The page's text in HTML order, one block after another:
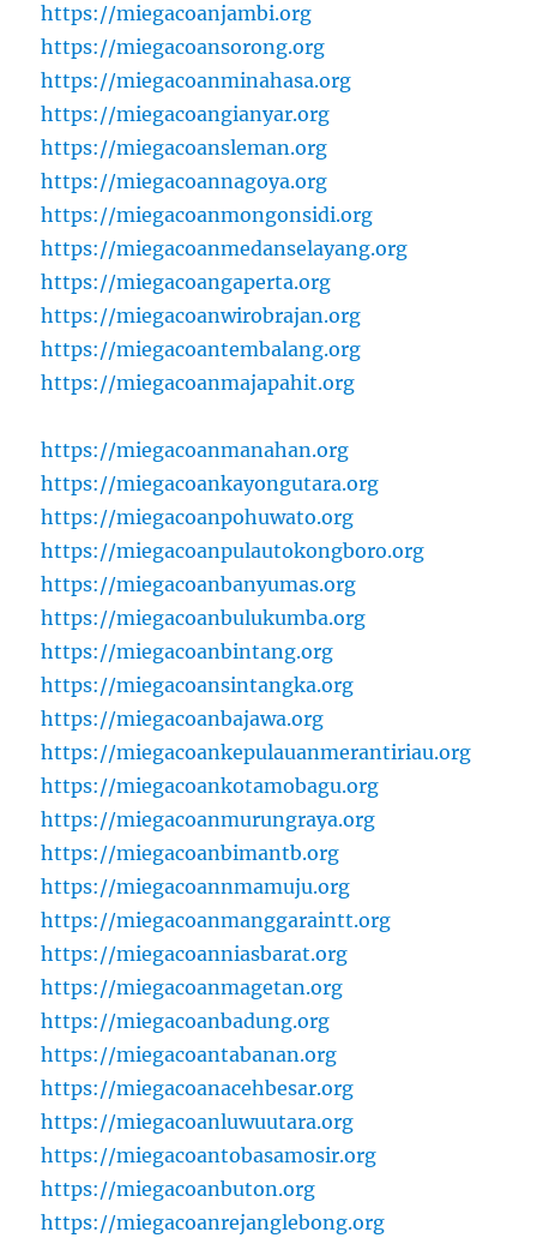
https://miegacoanjambi.org
https://miegacoansorong.org
https://miegacoanminahasa.org
https://miegacoangianyar.org
https://miegacoansleman.org
https://miegacoannagoya.org
https://miegacoanmongonsidi.org
https://miegacoanmedanselayang.org
https://miegacoangaperta.org
https://miegacoanwirobrajan.org
https://miegacoantembalang.org
https://miegacoanmajapahit.org
https://miegacoanmanahan.org
https://miegacoankayongutara.org
https://miegacoanpohuwato.org
https://miegacoanpulautokongboro.org
https://miegacoanbanyumas.org
https://miegacoanbulukumba.org
https://miegacoanbintang.org
https://miegacoansintangka.org
https://miegacoanbajawa.org
https://miegacoankepulauanmerantiriau.org
https://miegacoankotamobagu.org
https://miegacoanmurungraya.org
https://miegacoanbimantb.org
https://miegacoannmamuju.org
https://miegacoanmanggaraintt.org
https://miegacoanniasbarat.org
https://miegacoanmagetan.org
https://miegacoanbadung.org
https://miegacoantabanan.org
https://miegacoanacehbesar.org
https://miegacoanluwuutara.org
https://miegacoantobasamosir.org
https://miegacoanbuton.org
https://miegacoanrejanglebong.org